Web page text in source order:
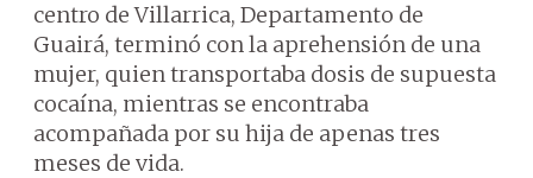
centro de Villarrica, Departamento de
Guairá, terminó con la aprehensión de una
mujer, quien transportaba dosis de supuesta
cocaína, mientras se encontraba
acompañada por su hija de apenas tres
meses de vida.